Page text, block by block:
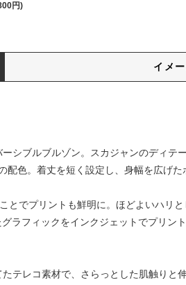
円)
イメ
シブルブルゾン。スカジャンのディテ
色。着丈を短く設定し、身幅を広げた
とでプリントも鮮明に。ほどよいハリ
ラフィックをインクジェットでプリン
テレコ素材で、さらっとした肌触りと